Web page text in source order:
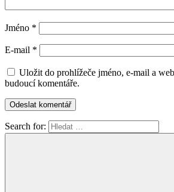
Jméno *
E-mail *
Uložit do prohlížeče jméno, e-mail a
budoucí komentáře.
Search for: